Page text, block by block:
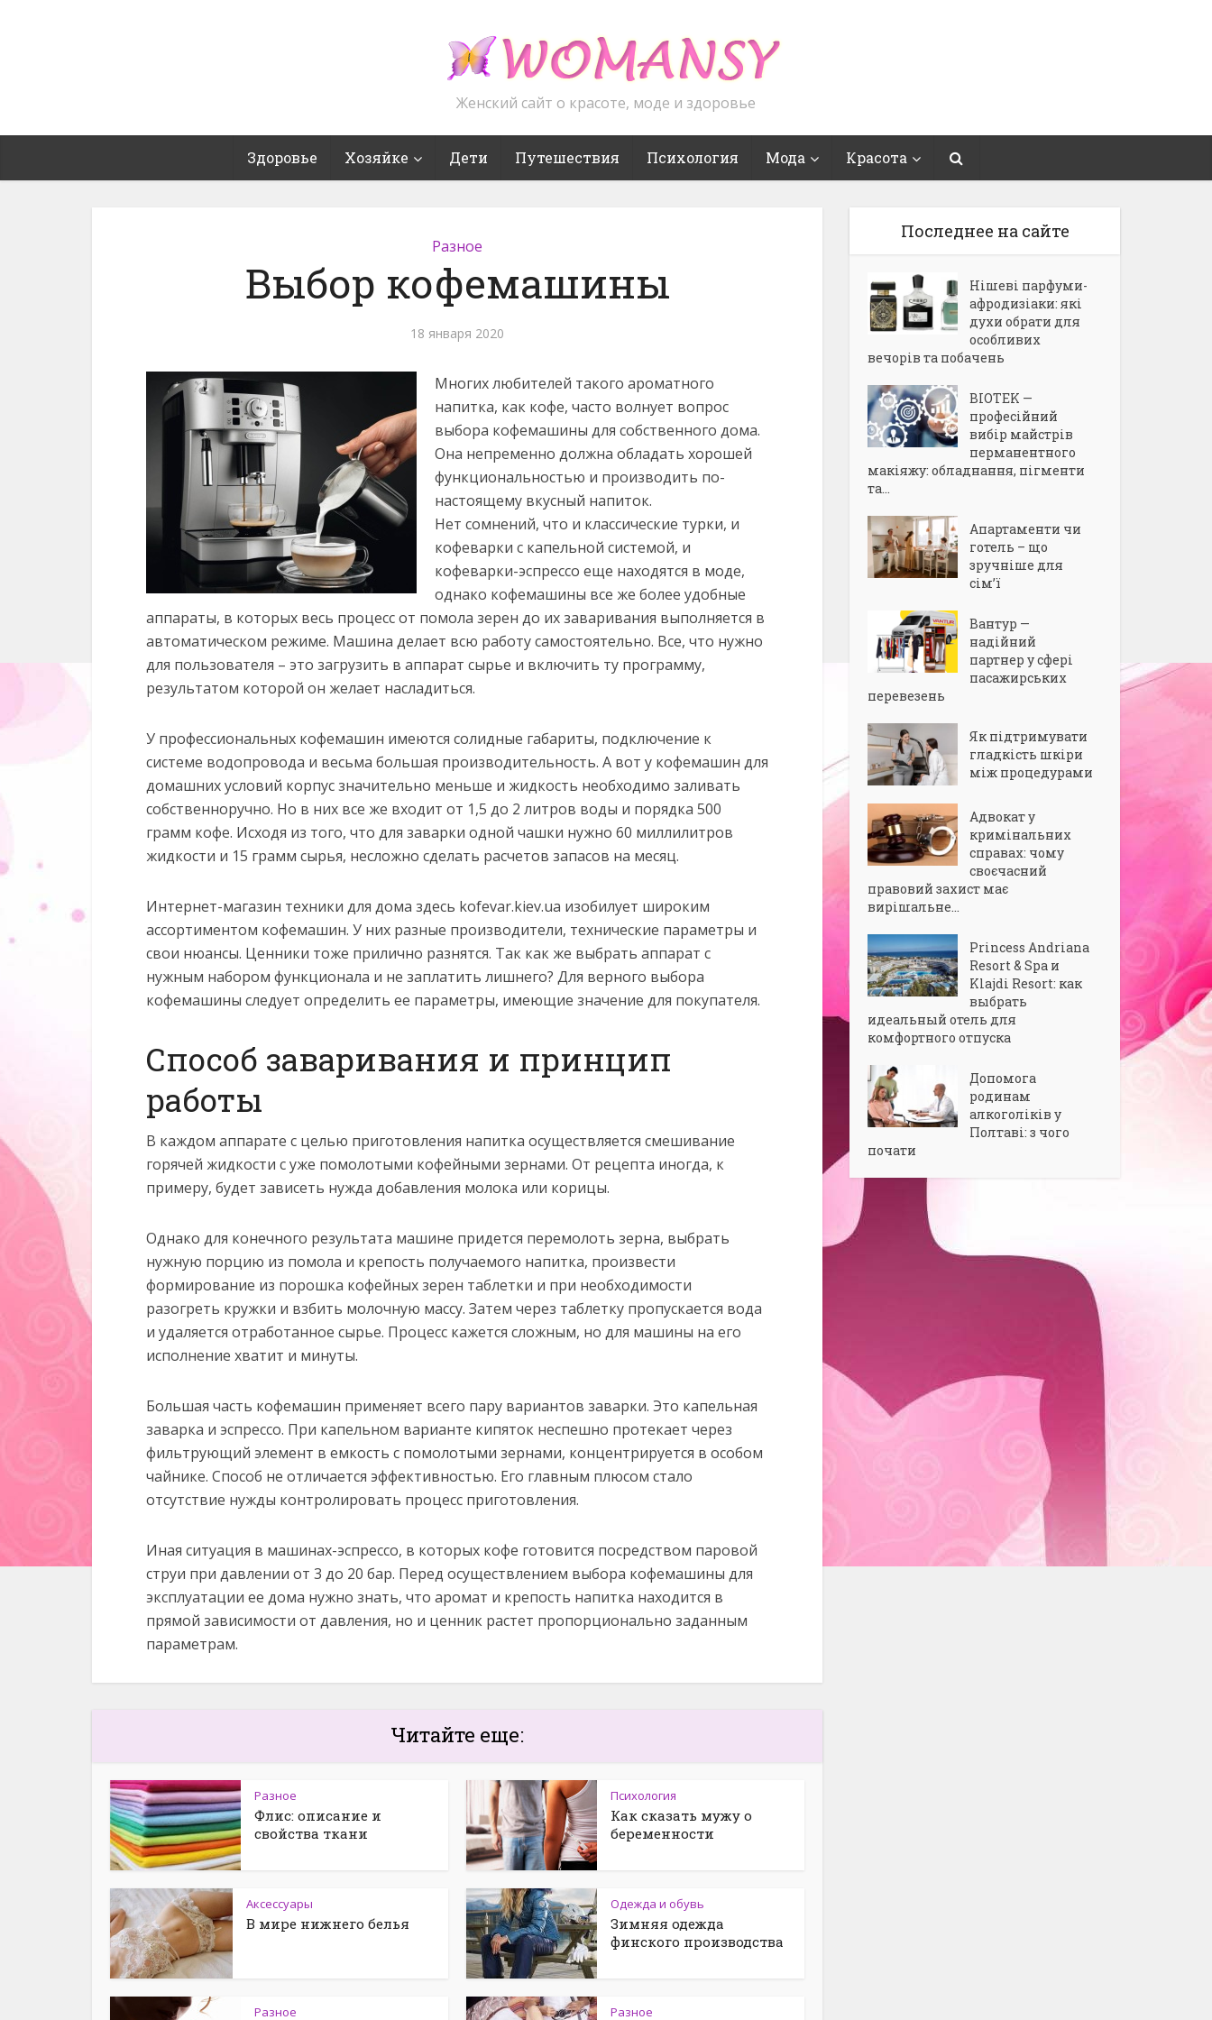
Женский сайт о красоте, моде и здоровье
Здоровье Хозяйке Дети Путешествия Психология Мода Красота
Разное
Выбор кофемашины
18 января 2020
Многих любителей такого ароматного
напитка, как кофе, часто волнует вопрос
выбора кофемашины для собственного дома.
Она непременно должна обладать хорошей
функциональностью и производить по-
настоящему вкусный напиток.
Нет сомнений, что и классические турки, и
кофеварки с капельной системой, и
кофеварки-эспрессо еще находятся в моде,
однако кофемашины все же более удобные
аппараты, в которых весь процесс от помола зерен до их заваривания выполняется в
автоматическом режиме. Машина делает всю работу самостоятельно. Все, что нужно
для пользователя – это загрузить в аппарат сырье и включить ту программу,
результатом которой он желает насладиться.
У профессиональных кофемашин имеются солидные габариты, подключение к
системе водопровода и весьма большая производительность. А вот у кофемашин для
домашних условий корпус значительно меньше и жидкость необходимо заливать
собственноручно. Но в них все же входит от 1,5 до 2 литров воды и порядка 500
грамм кофе. Исходя из того, что для заварки одной чашки нужно 60 миллилитров
жидкости и 15 грамм сырья, несложно сделать расчетов запасов на месяц.
Интернет-магазин техники для дома здесь kofevar.kiev.ua изобилует широким
ассортиментом кофемашин. У них разные производители, технические параметры и
свои нюансы. Ценники тоже прилично разнятся. Так как же выбрать аппарат с
нужным набором функционала и не заплатить лишнего? Для верного выбора
кофемашины следует определить ее параметры, имеющие значение для покупателя.
Способ заваривания и принцип
работы
В каждом аппарате с целью приготовления напитка осуществляется смешивание
горячей жидкости с уже помолотыми кофейными зернами. От рецепта иногда, к
примеру, будет зависеть нужда добавления молока или корицы.
Однако для конечного результата машине придется перемолоть зерна, выбрать
нужную порцию из помола и крепость получаемого напитка, произвести
формирование из порошка кофейных зерен таблетки и при необходимости
разогреть кружки и взбить молочную массу. Затем через таблетку пропускается вода
и удаляется отработанное сырье. Процесс кажется сложным, но для машины на его
исполнение хватит и минуты.
Большая часть кофемашин применяет всего пару вариантов заварки. Это капельная
заварка и эспрессо. При капельном варианте кипяток неспешно протекает через
фильтрующий элемент в емкость с помолотыми зернами, концентрируется в особом
чайнике. Способ не отличается эффективностью. Его главным плюсом стало
отсутствие нужды контролировать процесс приготовления.
Иная ситуация в машинах-эспрессо, в которых кофе готовится посредством паровой
струи при давлении от 3 до 20 бар. Перед осуществлением выбора кофемашины для
эксплуатации ее дома нужно знать, что аромат и крепость напитка находится в
прямой зависимости от давления, но и ценник растет пропорционально заданным
параметрам.
Читайте еще:
Разное
Флис: описание и
свойства ткани
Психология
Как сказать мужу о
беременности
Аксессуары
В мире нижнего белья
Одежда и обувь
Зимняя одежда
финского производства
Разное Разное
Последнее на сайте
Нішеві парфуми-
афродизіаки: які
духи обрати для
особливих
вечорів та побачень
BIOTEK —
професійний
вибір майстрів
перманентного
макіяжу: обладнання, пігменти
та...
Апартаменти чи
готель – що
зручніше для
сім’ї
Вантур —
надійний
партнер у сфері
пасажирських
перевезень
Як підтримувати
гладкість шкіри
між процедурами
Адвокат у
кримінальних
справах: чому
своєчасний
правовий захист має
вирішальне...
Princess Andriana
Resort & Spa и
Klajdi Resort: как
выбрать
идеальный отель для
комфортного отпуска
Допомога
родинам
алкоголіків у
Полтаві: з чого
почати